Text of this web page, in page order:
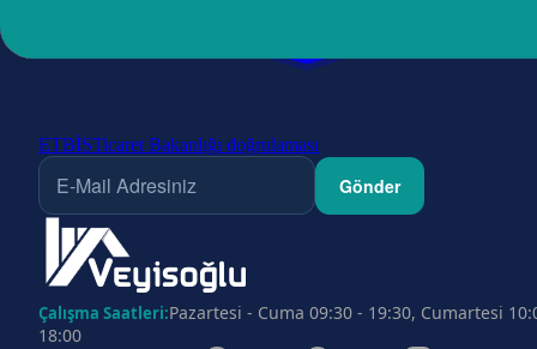
ETBİSTicaret Bakanlığı doğrulaması
Gönder
Çalışma Saatleri:Pazartesi - Cuma 09:30 - 19:30, Cumartesi
18:00